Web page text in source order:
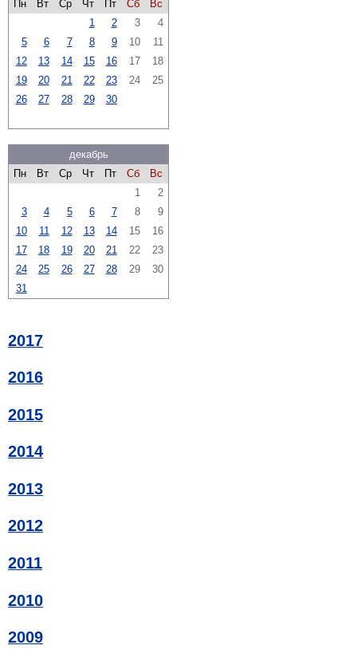
Пн
Вт Ср Чт Пт Сб
Вс
1
2 3
4
5
6 7 8 9 10
11
12
13 14 15 16 17
18
19
20 21 22 23 24
25
26
27 28 29 30
декабрь
Пн
Вт Ср Чт Пт Сб
Вс
1
2
3
4 5 6 7 8
9
10
11 12 13 14 15
16
17
18 19 20 21 22
23
24
25 26 27 28 29
30
31
2017
2016
2015
2014
2013
2012
2011
2010
2009